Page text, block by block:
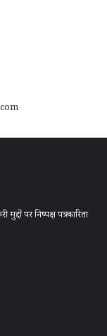
पर निष्पक्ष पत्रकारिता